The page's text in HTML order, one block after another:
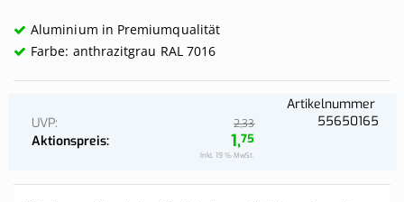
galleryAluminium in Premiumqualität
Farbe: anthrazitgrau RAL 7016
UVP 2,33
Aktionspreis 1,75
Inkl. 19 % MwSt.
Artikelnummer
55650165